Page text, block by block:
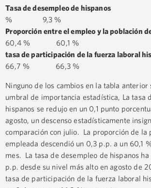
Tasa de desempleo de
% 9,3 %
Proporción entre el empleo y la población
60,4 % 60,1 %
tasa de participación de la fuerza laboral
66,7 % 66,3 %
Ninguno de los cambios en la tabla anterior
umbral de importancia estadística, La tasa
hispanos se redujo en un 0,1 punto
agosto, un descenso estadísticamente
comparación con julio. La proporción de la
empleada descendió un 0,3 p.p. a un 60,1
mes. La tasa de desempleo de hispanos
p.p. desde su nivel más alto en agosto de
tasa de participación de la fuerza laboral